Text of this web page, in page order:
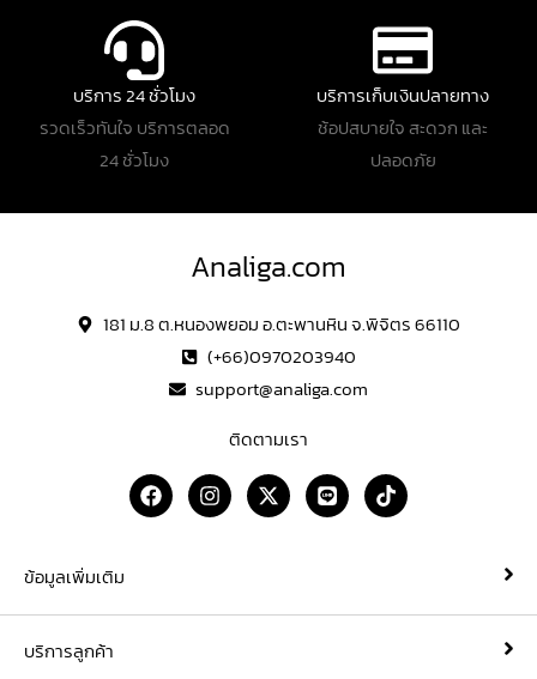
บริการ 24 ชั่วโมง
รวดเร็วทันใจ บริการตลอด
24 ชั่วโมง
บริการเก็บเงินปลายทาง
ช้อปสบายใจ สะดวก และ
ปลอดภัย
Analiga.com
181 ม.8 ต.หนองพยอม อ.ตะพานหิน จ.พิจิตร 66110
(+66)0970203940
support@analiga.com
ติดตามเรา
F
a
c
o
I
n
s
r
X
-
t
t
L
i
n
T
i
k
ข้อมูลเพิ่มเติม
บริการลูกค้า